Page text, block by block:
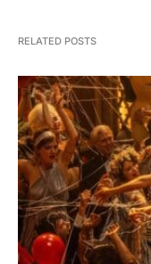
RELATED POSTS